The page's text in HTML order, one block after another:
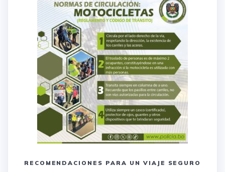
RECOMENDACIONES PARA UN VIAJE SEGURO